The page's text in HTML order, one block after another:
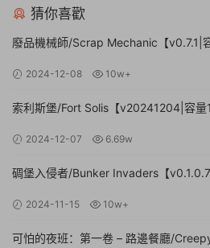
猜你喜歡
廢品機械師/Scrap Mechanic【v0.7.1|
2024-12-08 10w+
索利斯堡/Fort Solis【v20241204|容量
2024-12-07 6.69w
碉堡入侵者/Bunker Invaders【
2024-11-15 10w+
可怕的夜班：第一卷 – 路邊餐廳/